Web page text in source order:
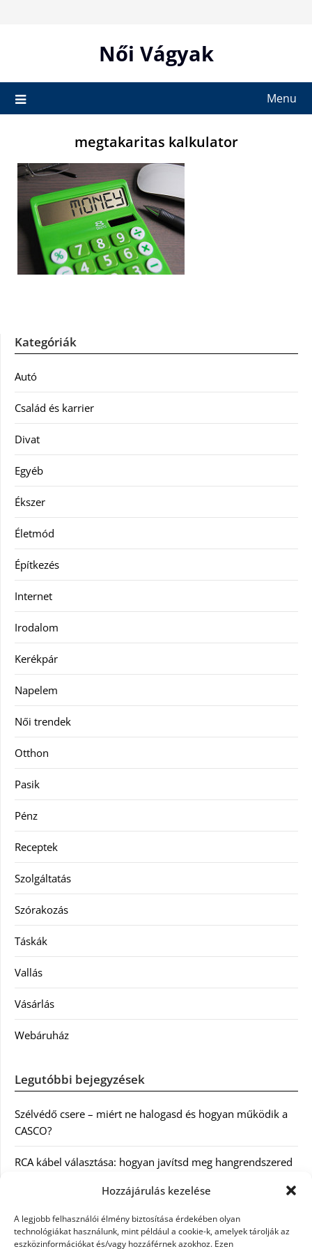
Hozzájárulás kezelése
A legjobb felhasználói élmény biztosítása érdekében olyan
technológiákat használunk, mint például a cookie-k, amelyek tárolják az
eszközinformációkat és/vagy hozzáférnek azokhoz. Ezen
Női Vágyak
Menu
megtakaritas kalkulator
Kategóriák
Autó
Család és karrier
Divat
Egyéb
Ékszer
Életmód
Építkezés
Internet
Irodalom
Kerékpár
Napelem
Női trendek
Otthon
Pasik
Pénz
Receptek
Szolgáltatás
Szórakozás
Táskák
Vallás
Vásárlás
Webáruház
Legutóbbi bejegyzések
Szélvédő csere – miért ne halogasd és hogyan működik a
CASCO?
RCA kábel választása: hogyan javítsd meg hangrendszered
Magyarországon: milyen jogi szabályozásra kell figyelni?